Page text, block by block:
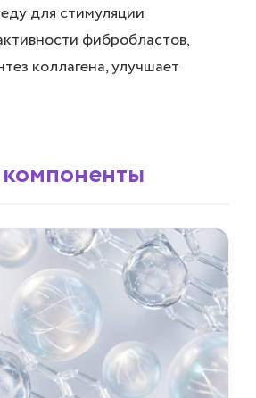
для стимуляции
фибробластов,
коллагена, улучшает